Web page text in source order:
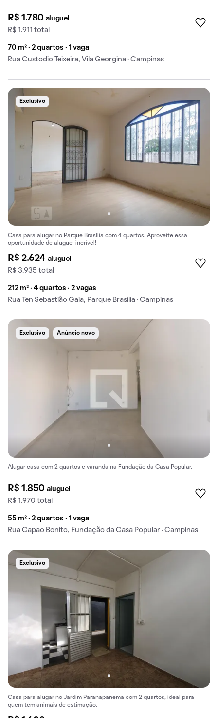
R$ 1.780 aluguel
R$ 1.911 total
70 m² · 2 quartos · 1 vaga
Rua Custodio Teixeira, Vila Georgina · Campinas
Exclusivo
Casa para alugar no Parque Brasília com 4 quartos. Aproveite essa
oportunidade de aluguel incrível!
R$ 2.624 aluguel
R$ 3.935 total
212 m² · 4 quartos · 2 vagas
Rua Ten Sebastião Gaia, Parque Brasília · Campinas
Exclusivo Anúncio novo
Alugar casa com 2 quartos e varanda na Fundação da Casa Popular.
R$ 1.850 aluguel
R$ 1.970 total
55 m² · 2 quartos · 1 vaga
Rua Capao Bonito, Fundação da Casa Popular · Campinas
Exclusivo
Casa para alugar no Jardim Paranapanema com 2 quartos, ideal para
quem tem animais de estimação.